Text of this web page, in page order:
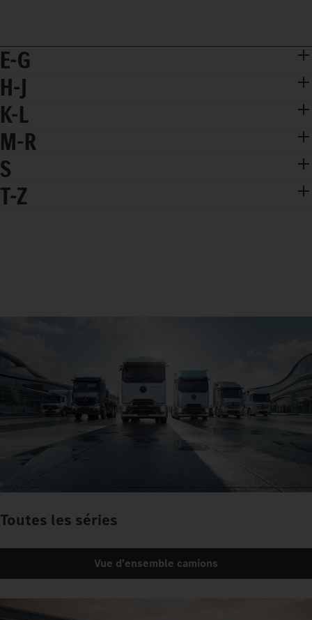
E-G
H-J
K-L
M-R
S
T-Z
Toutes les séries
Vue d'ensemble camions